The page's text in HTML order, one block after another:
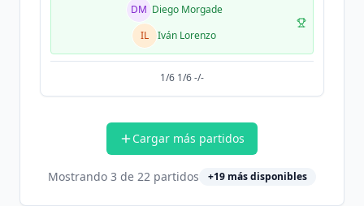
DM Diego Morgade
IL
Iván Lorenzo
1/6 1/6 -/-
Cargar más partidos
Mostrando 3 de 22 partidos +19 más disponibles